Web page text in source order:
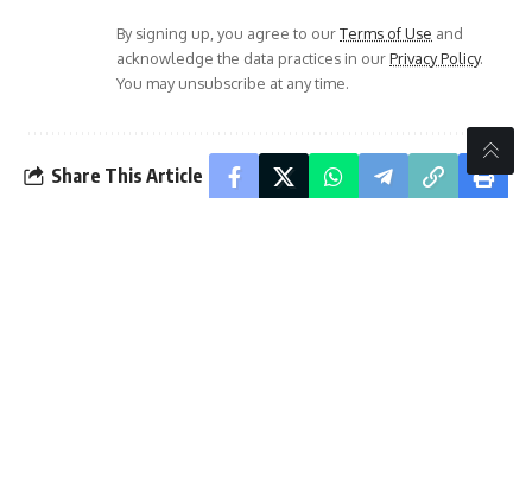
By signing up, you agree to ourTerms of Use and
acknowledge the data practices in ourPrivacy Policy.
You may unsubscribe at any time.
Share This Article